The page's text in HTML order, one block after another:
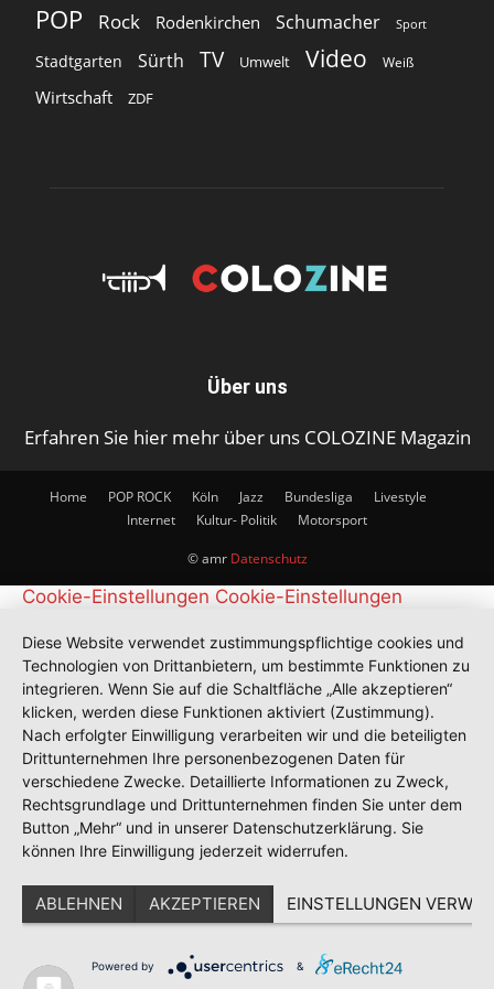
POP Rock Rodenkirchen Schumacher Sport
Stadtgarten Sürth TV Umwelt Video Weiß
Wirtschaft ZDF
Über uns
Erfahren Sie hier mehr über uns COLOZINE Magazin
Home POP ROCK Köln Jazz Bundesliga
Livestyle
Internet
Kultur- Politik Motorsport
© amr Datenschutz
Cookie-Einstellungen Cookie-Einstellungen
Diese Website verwendet zustimmungspflichtige cookies und
Technologien von Drittanbietern, um bestimmte Funktionen zu
integrieren. Wenn Sie auf die Schaltfläche „Alle akzeptieren“
klicken, werden diese Funktionen aktiviert (Zustimmung).
Nach erfolgter Einwilligung verarbeiten wir und die beteiligten
Drittunternehmen Ihre personenbezogenen Daten für
verschiedene Zwecke. Detaillierte Informationen zu Zweck,
Rechtsgrundlage und Drittunternehmen finden Sie unter dem
Button „Mehr“ und in unserer Datenschutzerklärung. Sie
können Ihre Einwilligung jederzeit widerrufen.
ABLEHNEN AKZEPTIEREN EINSTELLUNGEN
Powered by &